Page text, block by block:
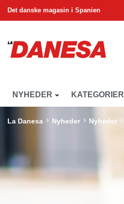
Det danske magasin i Spanien
NYHEDER KATEGORIER
La Danesa Nyheder Nyheder